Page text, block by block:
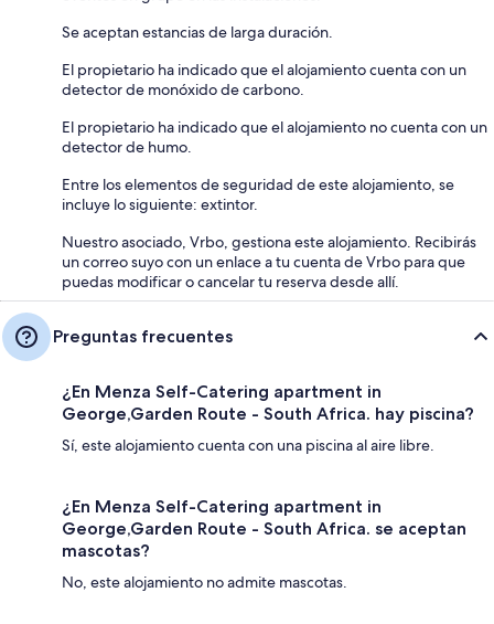
Se aceptan estancias de larga duración.
El propietario ha indicado que el alojamiento cuenta con un
detector de monóxido de carbono.
El propietario ha indicado que el alojamiento no cuenta con un
detector de humo.
Entre los elementos de seguridad de este alojamiento, se
incluye lo siguiente: extintor.
Nuestro asociado, Vrbo, gestiona este alojamiento. Recibirás
un correo suyo con un enlace a tu cuenta de Vrbo para que
puedas modificar o cancelar tu reserva desde allí.
Preguntas frecuentes
¿En Menza Self-Catering apartment in
George,Garden Route - South Africa. hay piscina?
Sí, este alojamiento cuenta con una piscina al aire libre.
¿En Menza Self-Catering apartment in
George,Garden Route - South Africa. se aceptan
mascotas?
No, este alojamiento no admite mascotas.